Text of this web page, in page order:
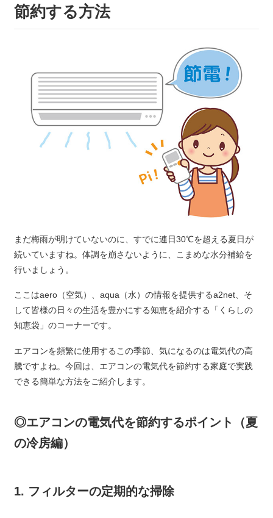
節約する方法
まだ梅雨が明けていないのに、すでに連日30℃を超える夏日が
続いていますね。体調を崩さないように、こまめな水分補給を
行いましょう。
ここはaero（空気）、aqua（水）の情報を提供するa2net、そ
して皆様の日々の生活を豊かにする知恵を紹介する「くらしの
知恵袋」のコーナーです。
エアコンを頻繁に使用するこの季節、気になるのは電気代の高
騰ですよね。今回は、エアコンの電気代を節約する家庭で実践
できる簡単な方法をご紹介します。
◎エアコンの電気代を節約するポイント（夏
の冷房編）
1. フィルターの定期的な掃除